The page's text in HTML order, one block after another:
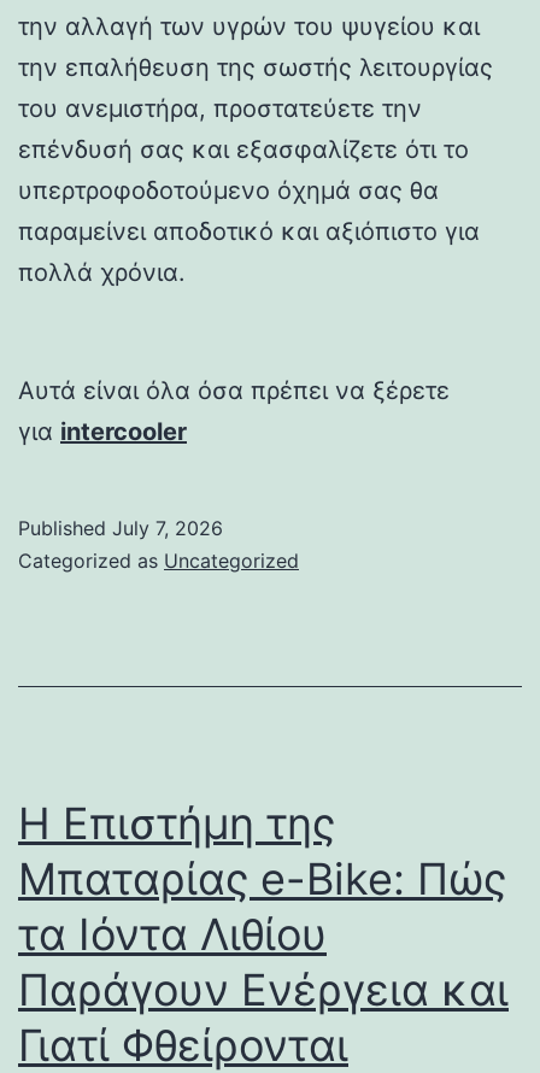
την αλλαγή των υγρών του ψυγείου και
την επαλήθευση της σωστής λειτουργίας
του ανεμιστήρα, προστατεύετε την
επένδυσή σας και εξασφαλίζετε ότι το
υπερτροφοδοτούμενο όχημά σας θα
παραμείνει αποδοτικό και αξιόπιστο για
πολλά χρόνια.
Αυτά είναι όλα όσα πρέπει να ξέρετε
για intercooler
Published July 7, 2026
Categorized as Uncategorized
Η Επιστήμη της
Μπαταρίας e-Bike: Πώς
τα Ιόντα Λιθίου
Παράγουν Ενέργεια και
Γιατί Φθείρονται